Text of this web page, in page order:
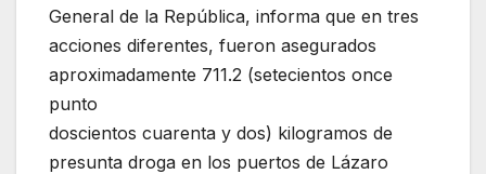
General de la República, informa que en tres
acciones diferentes, fueron asegurados
aproximadamente 711.2 (setecientos once
punto
doscientos cuarenta y dos) kilogramos de
presunta droga en los puertos de Lázaro